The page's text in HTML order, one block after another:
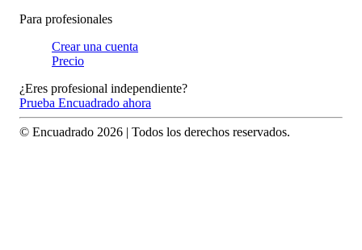
Para profesionales
Crear una cuenta
Precio
¿Eres profesional independiente?
Prueba Encuadrado ahora
© Encuadrado 2026 | Todos los derechos reservados.